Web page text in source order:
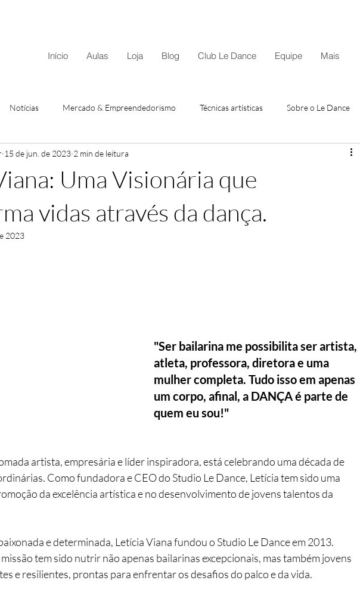
Início Aulas Loja Blog Club Le Dance Equipe Mais
Notícias Mercado & Empreendedorismo Técnicas artísticas Sobre o Le Dance
Uma Visionária que
vidas através da dança.
15 de jun. de 2023 2 min de leitura
2023
"Ser bailarina me possibilita ser artista,
atleta, professora, diretora e uma
mulher completa. Tudo isso em apenas
um corpo, afinal, a DANÇA é parte de
quem eu sou!"
artista, empresária e líder inspiradora, está celebrando uma década de
Como fundadora e CEO do Studio Le Dance, Letícia tem sido uma
da excelência artística e no desenvolvimento de jovens talentos da
e determinada, Letícia Viana fundou o Studio Le Dance em 2013.
tem sido nutrir não apenas bailarinas excepcionais, mas também jovens
e resilientes, prontas para enfrentar os desafios do palco e da vida.